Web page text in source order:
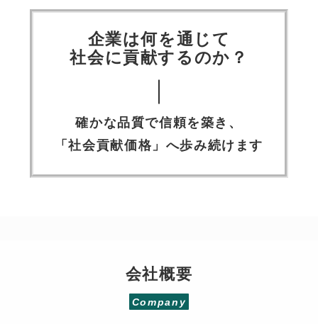
企業は何を通じて
社会に貢献するのか？
｜
確かな品質で信頼を築き、
「社会貢献価格」へ歩み続けます
会社概要
Company